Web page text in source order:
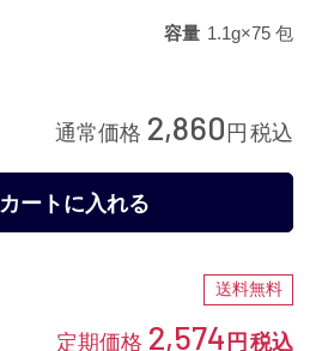
通常価格 2,860 円 税込
容量 1.1g×75 包
カートに入れる
送料無料
定期価格 2,574 円 税込